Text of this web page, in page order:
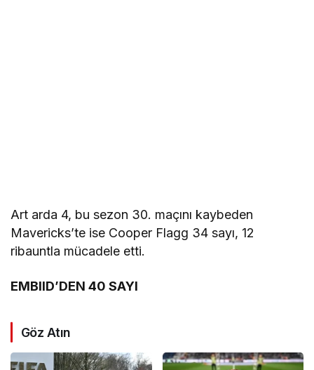
Art arda 4, bu sezon 30. maçını kaybeden
Mavericks’te ise Cooper Flagg 34 sayı, 12
ribauntla mücadele etti.
EMBIID’DEN 40 SAYI
Göz Atın